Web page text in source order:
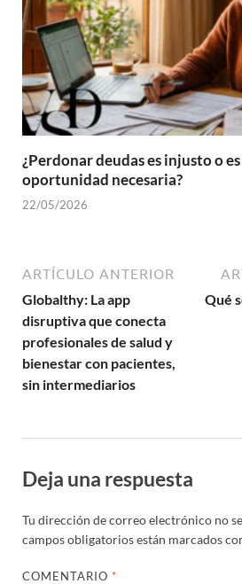
¿Perdonar deudas es injusto o
oportunidad necesaria?
22/05/2026
ARTÍCULO ANTERIOR
Globalthy: La app
disruptiva que conecta
profesionales de salud y
bienestar con pacientes,
sin intermediarios
Qué
Deja una respuesta
Tu dirección de correo electrónico no
campos obligatorios están marcados
COMENTARIO *